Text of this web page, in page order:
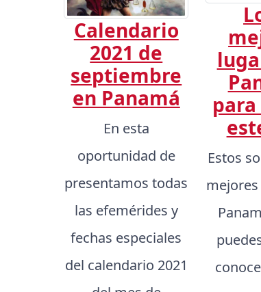
Calendario
2021 de
septiembre
en Panamá
En esta
oportunidad de
presentamos todas
las efemérides y
fechas especiales
del calendario 2021
Estos